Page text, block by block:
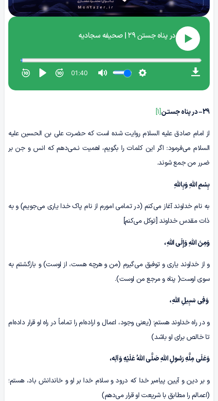
29– در پناه جستـن[1]
از امام صادق علیه السلام روایت شده است که حضـرت علی بن الحسین علیه
السلام می‌فرمود: اگر این کلمات را بگویم، اهمیت نـمی‌دهم که انس و جن بر
ضـرر من جمع شوند.
بِسْمِ اللّٰهِ وَبِاللّٰهِ
به نام خداوند آغاز می‌کنم (در تمامی امورم از نام پاک خدا یاری می‌جویم) و به
ذات مقدس خداوند [توکل می‌کنم]
وَمِنَ اللّٰهِ وَإِلَی اللّٰهِ،
و از خداوند یاری و توفیق می‌گیرم (من و هرچه هست، از اوست) و بازگشتم به
سوی اوست( پناه و مرجع من اوست).
وَفِیسَبِیلِ اللّٰهِ،
و در راه خداوند هستم؛ (یعنی وجود، اعمال و اراده‌ام را تماماً در راه او قرار داده‌ام
تا خالص برای او باشد)
وَعَلَی مِلَّهِ رَسُولِ اللّٰهِ صَلَّی اللّٰهُ عَلَیْهِ وَآلِه،
و بر دین و آیین پیامبر خدا که درود و سلام خدا بر او و خاندانش باد، هستم؛
(اعمالم را مطابق با شریعت او قرار می‌دهم)